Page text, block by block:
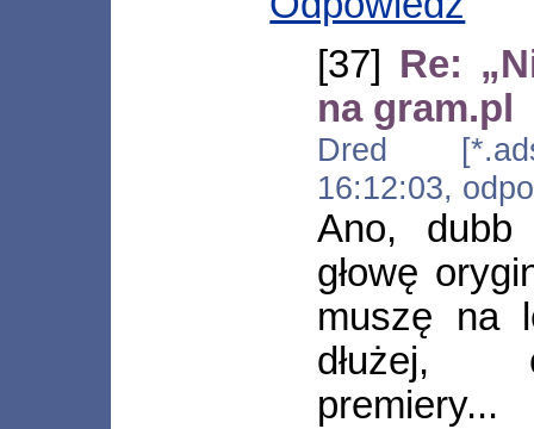
[37] Re:
na gram.pl
Dred
16:12:03,
Ano,
głowę
muszę na
dłużej,
premiery...